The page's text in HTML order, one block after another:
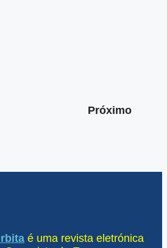
Próximo
é uma revista eletrónica